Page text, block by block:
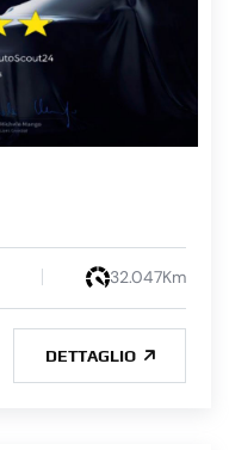
32.047Km
DETTAGLIO